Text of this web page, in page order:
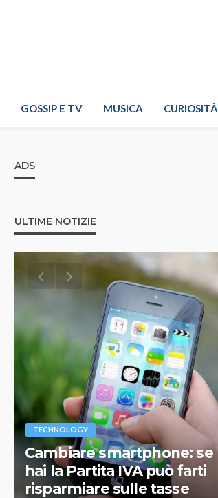
GOSSIP E TV MUSICA CURIOSITÀ
ADS
ULTIME NOTIZIE
TECHNOLOGY
Cambiare smartphone: se
hai la Partita IVA può farti
risparmiare sulle tasse